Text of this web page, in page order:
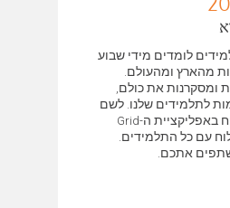
לומדים מידי שבוע
מהארץ ומהעולם.
ומסקרנות את כולם,
לתלמידים שלנו. לשם
כך, אנו מכינים לוח באפליקציית ה-Grid
עם כל התלמידים.
אתכם.